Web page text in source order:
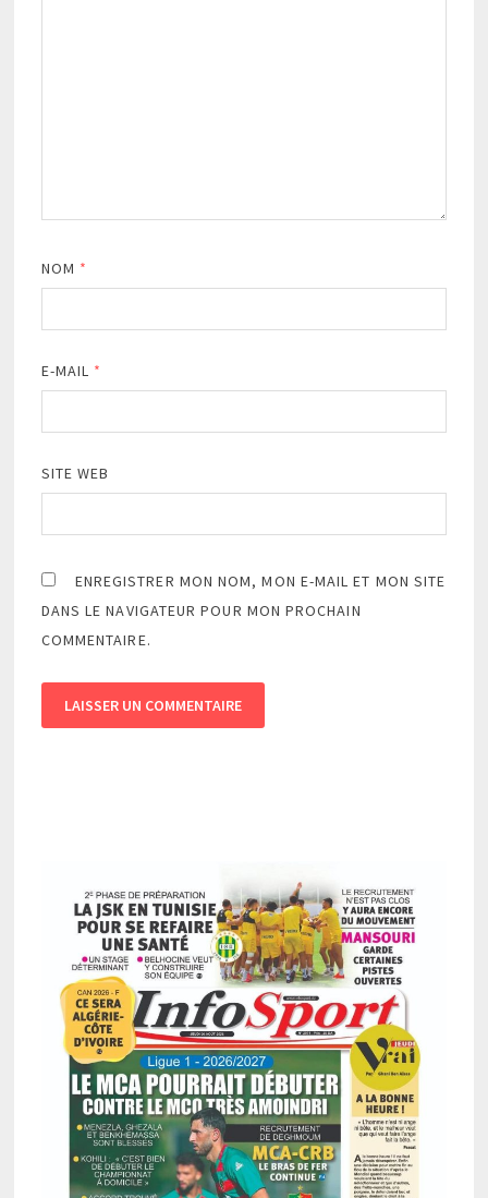
NOM *
E-MAIL *
SITE WEB
ENREGISTRER MON NOM, MON E-MAIL ET MON SITE
DANS LE NAVIGATEUR POUR MON PROCHAIN
COMMENTAIRE.